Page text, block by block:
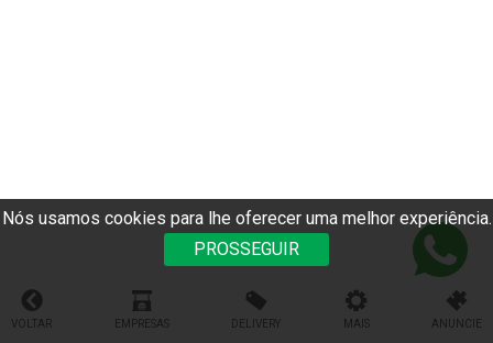
Nós usamos cookies para lhe oferecer uma melhor experiência.
PROSSEGUIR
VOLTAR EMPRESAS DELIVERY MAIS ANUNCIE